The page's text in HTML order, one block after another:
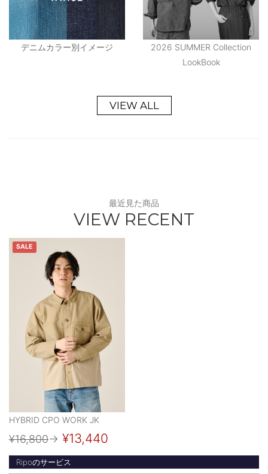
デニムカラー別イメージ
2026 SUMMER Collection
LookBook
VIEW ALL
最近見た商品
VIEW RECENT
SALE
HYBRID CPO WORK JK
¥16,800→ ¥13,440
Ripoのサービス